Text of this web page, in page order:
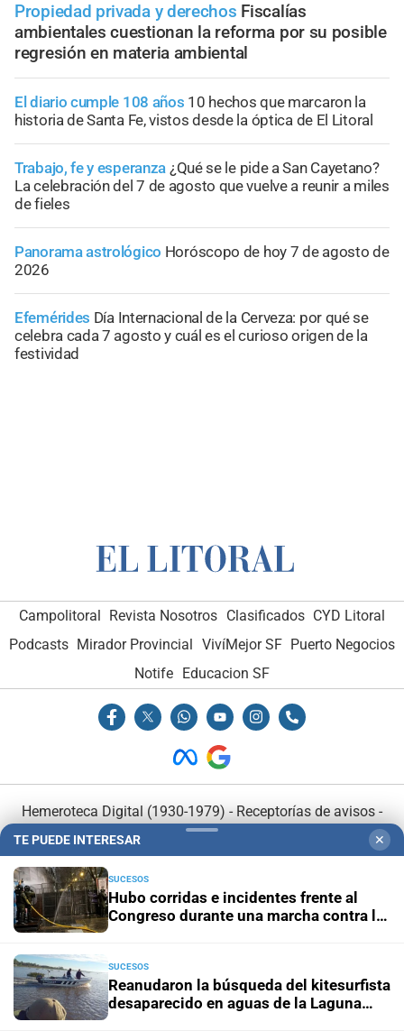
Propiedad privada y derechos Fiscalías
ambientales cuestionan la reforma por su posible
regresión en materia ambiental
El diario cumple 108 años 10 hechos que marcaron la
historia de Santa Fe, vistos desde la óptica de El Litoral
Trabajo, fe y esperanza ¿Qué se le pide a San Cayetano?
La celebración del 7 de agosto que vuelve a reunir a miles
de fieles
Panorama astrológico Horóscopo de hoy 7 de agosto de
2026
Efemérides Día Internacional de la Cerveza: por qué se
celebra cada 7 agosto y cuál es el curioso origen de la
festividad
Campolitoral Revista Nosotros Clasificados CYD Litoral
Podcasts Mirador Provincial VivíMejor SF Puerto Negocios
Notife Educacion SF
Hemeroteca Digital (1930-1979) - Receptorías de avisos -
Administración y Publicidad-Elementos institucionales-
Opcionales con El Litoral-MediaKit
El Litoral es miembro de:
TE PUEDE INTERESAR ✕
SUCESOS
Hubo corridas e incidentes frente al
Congreso durante una marcha contra la
SUCESOS
Reanudaron la búsqueda del kitesurfista
desaparecido en aguas de la Laguna